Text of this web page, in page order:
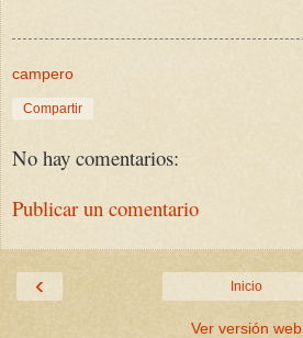
campero
Compartir
No hay comentarios:
Publicar un comentario
‹ Inicio
Ver versión web